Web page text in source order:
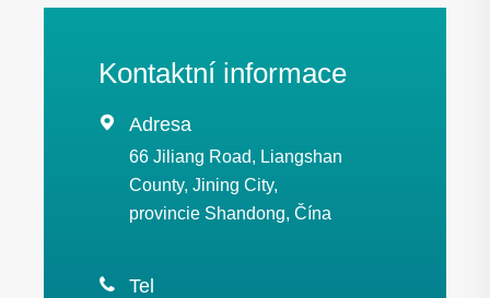
Kontaktní informace
 Adresa
66 Jiliang Road, Liangshan
County, Jining City,
provincie Shandong, Čína
 Tel